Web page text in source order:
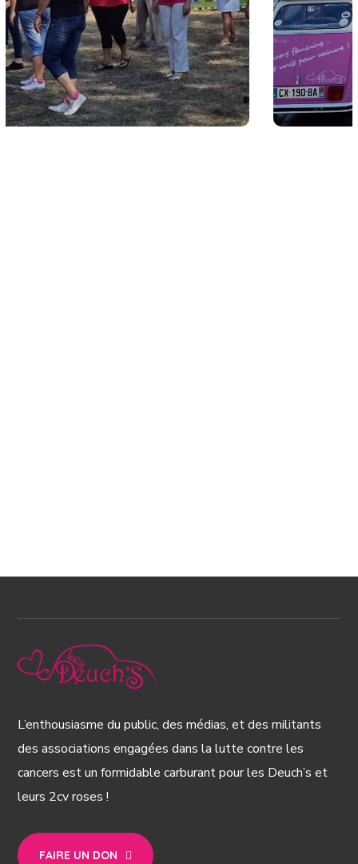
Caen 1
##01 Caen #2018
L’enthousiasme du public, des médias, et des militants
des associations engagées dans la lutte contre les
cancers est un formidable carburant pour les Deuch’s et
leurs 2cv roses !
FAIRE UN DON